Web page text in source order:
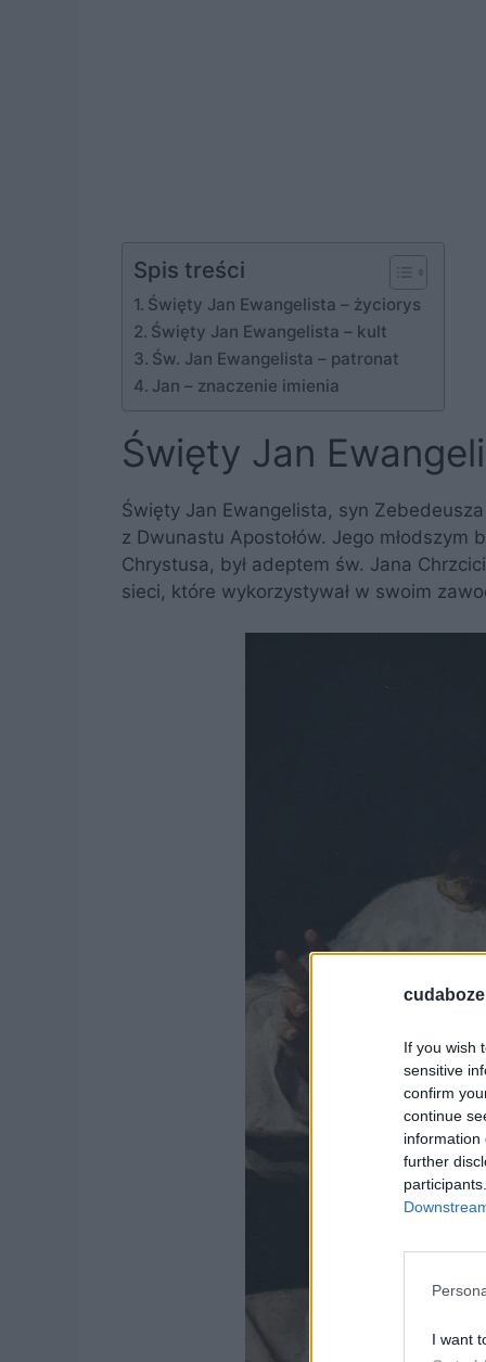
If you wish
sensitive
confirm
continue
information
further
I want
Spis treści
Święty Jan Ewangelista – życiorys
Święty Jan Ewangelista – kult
Św. Jan Ewangelista – patronat
Jan – znaczenie imienia
Święty Jan
Święty Jan Ewangelista, syn
z Dwunastu Apostołów. Jego młodszym
Chrystusa, był adeptem św. Jana
sieci, które wykorzystywał w swoim